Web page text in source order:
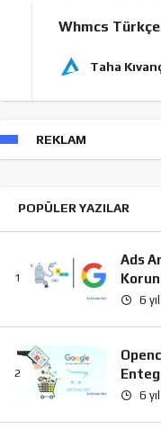
Whmcs
Taha
REKLAM
POPÜLER YAZILAR
Ads
6
6